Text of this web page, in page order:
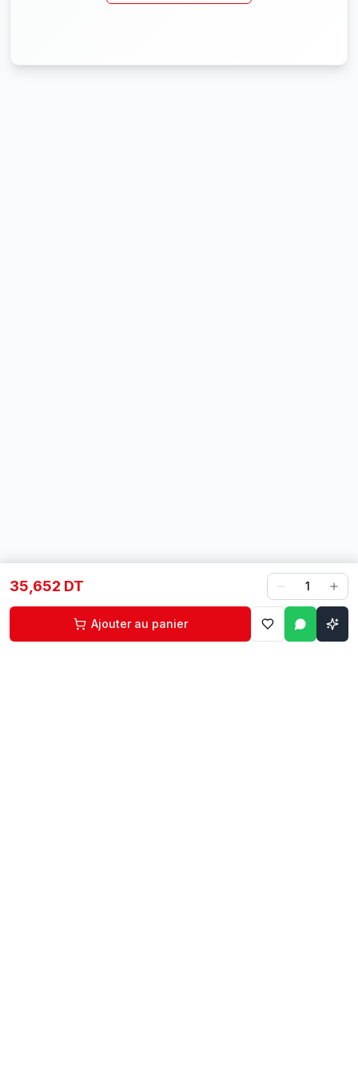
35,652 DT 1
Ajouter au panier